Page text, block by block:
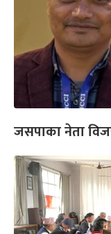
जसपाका नेता